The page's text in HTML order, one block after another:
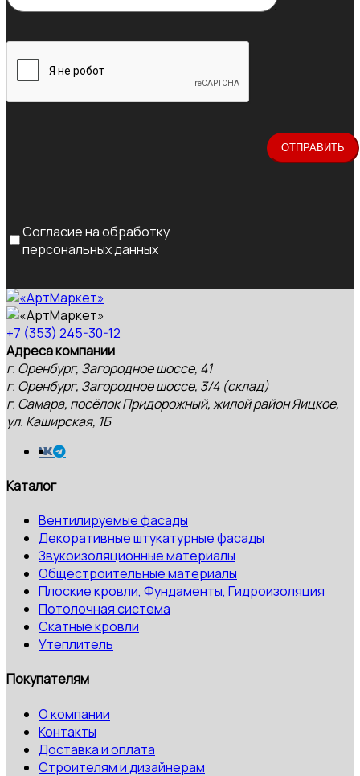
Согласие на обработку
персональных данных
+7 (353) 245-30-12
Адреса компании
г. Оренбург, Загородное шоссе, 41
г. Оренбург, Загородное шоссе, 3/4 (склад)
г. Самара, посёлок Придорожный, жилой район Яицкое,
ул. Каширская, 1Б
Каталог
Вентилируемые фасады
Декоративные штукатурные фасады
Звукоизоляционные материалы
Общестроительные материалы
Плоские кровли, Фундаменты, Гидроизоляция
Потолочная система
Скатные кровли
Утеплитель
Покупателям
О компании
Контакты
Доставка и оплата
Строителям и дизайнерам